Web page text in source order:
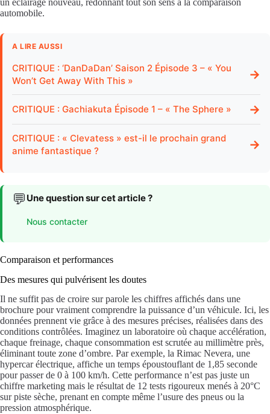
automobile.
A LIRE AUSSI
CRITIQUE : ‘DanDaDan’ Saison 2 Épisode 3 – « You
Won’t Get Away With This »
→
CRITIQUE : Gachiakuta Épisode 1 – « The Sphere » →
CRITIQUE : « Clevatess » est-il le prochain grand
anime fantastique ?
→
💬 Une question sur cet article ?
Nous contacter
Comparaison et performances
Des mesures qui pulvérisent les doutes
Il ne suffit pas de croire sur parole les chiffres affichés dans une
brochure pour vraiment comprendre la puissance d’un véhicule. Ici, les
données prennent vie grâce à des mesures précises, réalisées dans des
conditions contrôlées. Imaginez un laboratoire où chaque accélération,
chaque freinage, chaque consommation est scrutée au millimètre près,
éliminant toute zone d’ombre. Par exemple, la Rimac Nevera, une
hypercar électrique, affiche un temps époustouflant de 1,85 seconde
pour passer de 0 à 100 km/h. Cette performance n’est pas juste un
chiffre marketing mais le résultat de 12 tests rigoureux menés à 20°C
sur piste sèche, prenant en compte même l’usure des pneus ou la
pression atmosphérique.